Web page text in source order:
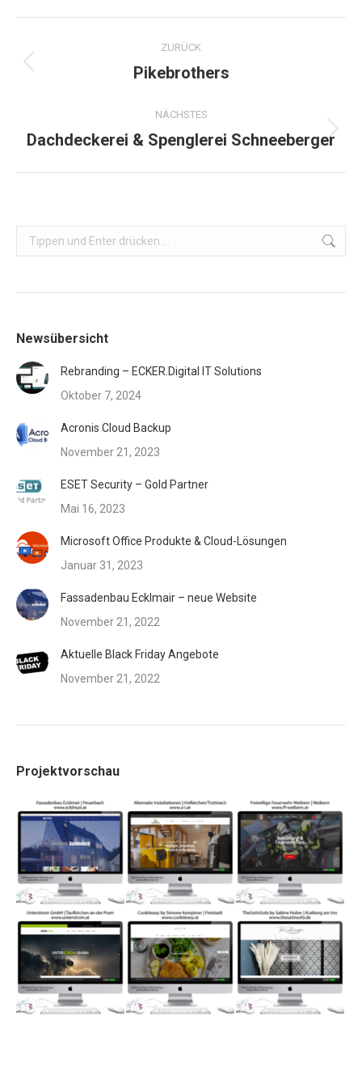
navigation
ZURÜCK
Previous
Pikebrothers
NÄCHSTES
Next
Dachdeckerei & Spenglerei Schneeberger
Search:
Newsübersicht
Rebranding – ECKER.Digital IT Solutions
Oktober 7, 2024
Acronis Cloud Backup
November 21, 2023
ESET Security – Gold Partner
Mai 16, 2023
Microsoft Office Produkte & Cloud-Lösungen
Januar 31, 2023
Fassadenbau Ecklmair – neue Website
November 21, 2022
Aktuelle Black Friday Angebote
November 21, 2022
Projektvorschau